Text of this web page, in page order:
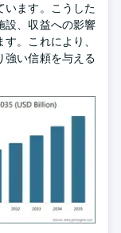
います。こうした
設、収益への影響
。これにより、
強い信頼を与える